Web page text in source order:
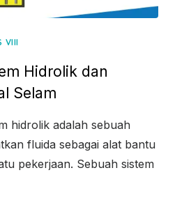
VIII
Hidrolik dan
Selam
hidrolik adalah sebuah
fluida sebagai alat bantu
pekerjaan. Sebuah sistem